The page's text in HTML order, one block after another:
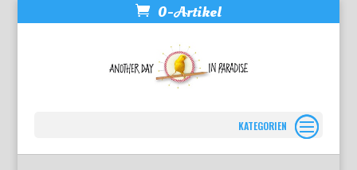
0-Artikel